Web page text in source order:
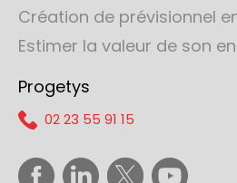
Création de prévisionnel
Estimer la valeur de son
Progetys
02 23 55 91 15